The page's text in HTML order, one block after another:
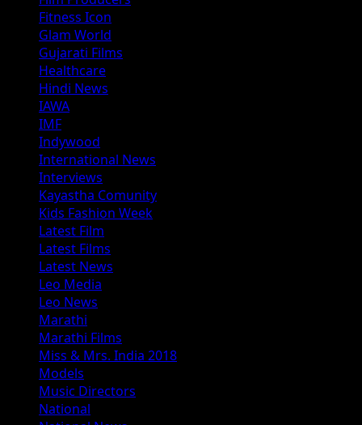
Fitness Icon
Glam World
Gujarati Films
Healthcare
Hindi News
IAWA
IMF
Indywood
International News
Interviews
Kayastha Comunity
Kids Fashion Week
Latest Film
Latest Films
Latest News
Leo Media
Leo News
Marathi
Marathi Films
Miss & Mrs. India 2018
Models
Music Directors
National